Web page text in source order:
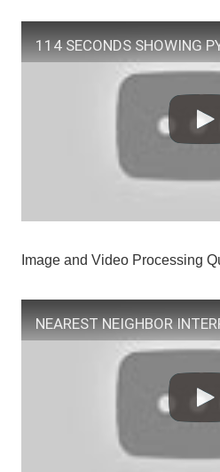
114 SECONDS SHOWING
Image and Video Processing